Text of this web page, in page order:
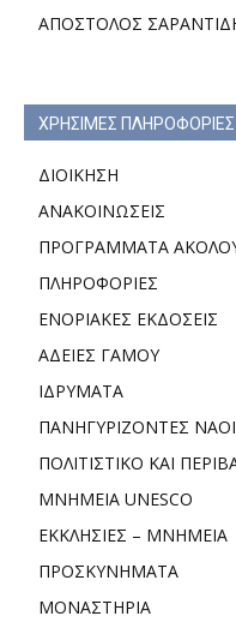
ΑΠΟΣΤΟΛΟΣ
ΧΡΗΣΙΜΕΣ ΠΛΗΡΟΦΟΡΙΕΣ
ΔΙΟΙΚΗΣΗ
ΑΝΑΚΟΙΝΩΣΕΙΣ
ΠΡΟΓΡΑΜΜΑΤΑ
ΠΛΗΡΟΦΟΡΙΕΣ
ΕΝΟΡΙΑΚΕΣ ΕΚΔΟΣΕΙΣ
ΑΔΕΙΕΣ ΓΑΜΟΥ
ΙΔΡΥΜΑΤΑ
ΠΑΝΗΓΥΡΙΖΟΝΤΕΣ ΝΑΟΙ
ΠΟΛΙΤΙΣΤΙΚΟ ΚΑΙ
ΜΝΗΜΕΙΑ UNESCO
ΕΚΚΛΗΣΙΕΣ – ΜΝΗΜΕΙΑ
ΠΡΟΣΚΥΝΗΜΑΤΑ
ΜΟΝΑΣΤΗΡΙΑ